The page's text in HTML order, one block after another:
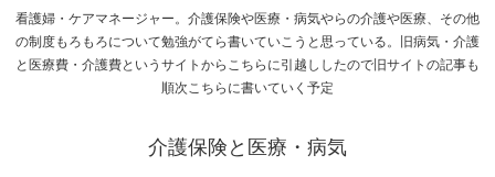
看護婦・ケアマネージャー。介護保険や医療・病気やらの介護や医療、その他
の制度もろもろについて勉強がてら書いていこうと思っている。旧病気・介護
と医療費・介護費というサイトからこちらに引越ししたので旧サイトの記事も
順次こちらに書いていく予定
介護保険と医療・病気